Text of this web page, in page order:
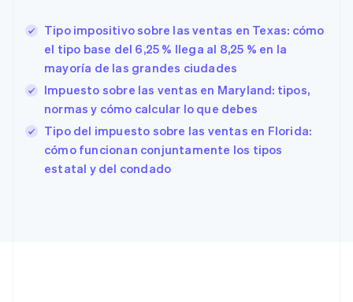
Tipo impositivo sobre las ventas en Texas: cómo
el tipo base del 6,25 % llega al 8,25 % en la
mayoría de las grandes ciudades
Impuesto sobre las ventas en Maryland: tipos,
normas y cómo calcular lo que debes
Tipo del impuesto sobre las ventas en Florida:
cómo funcionan conjuntamente los tipos
estatal y del condado
Emiratos Árabes Unidos
English
Eslovaquia
English
Eslovenia
España
Español English
Estados Unidos